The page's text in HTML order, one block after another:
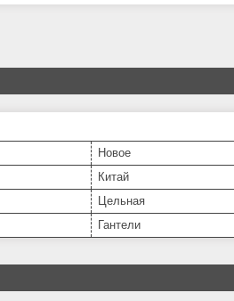
Новое
Китай
Цельная
Гантели